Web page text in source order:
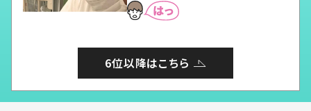
6位以降はこちら